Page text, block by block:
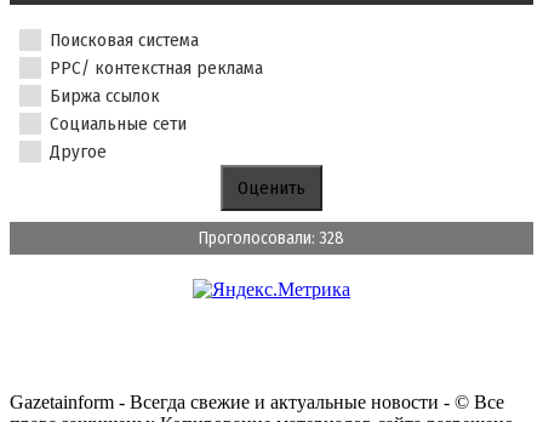
Поисковая система
PPC/ контекстная реклама
Биржа ссылок
Социальные сети
Другое
Проголосовали: 328
Gazetainform - Всегда свежие и актуальные новости - © Все